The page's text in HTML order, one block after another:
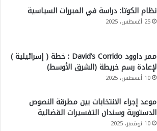
نظام الكوتا: دراسة في المبررات السياسية
25 أغسطس، 2025
ممر داوود David’s Corrido : خطة ( إسرائيلية )
لإعادة رسم خريطة (الشرق الأوسط)
10 أغسطس، 2025
موعد إجراء الانتخابات بين مطرقة النصوص
الدستورية وسندان التفسيرات القضائية
10 نوفمبر، 2025